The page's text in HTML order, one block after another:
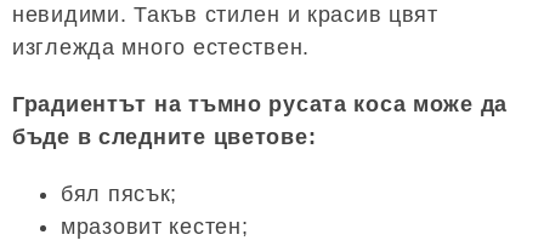
невидими. Такъв стилен и красив цвят
изглежда много естествен.
Градиентът на тъмно русата коса може да
бъде в следните цветове:
бял пясък;
мразовит кестен;